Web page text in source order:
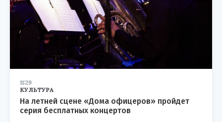
11:29
КУЛЬТУРА
На летней сцене «Дома офицеров» пройдет
серия бесплатных концертов